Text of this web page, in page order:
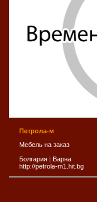
Петрола-м
Мебель на заказ
Болгария | Варна
http://petrola-m1.hit.bg